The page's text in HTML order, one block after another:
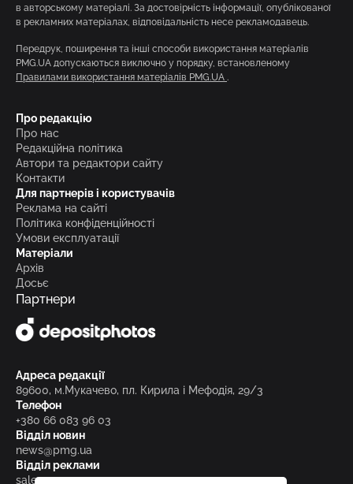
в авторському матеріалі. За достовірність інформації, опублікованої
в рекламних матеріалах, відповідальність несе рекламодавець.
Передрук, поширення та інші способи використання матеріалів
PMG.UA допускаються виключно у порядку, встановленому
Правилами використання матеріалів PMG.UA .
Про редакцію
Про нас
Редакційна політика
Автори та редактори сайту
Контакти
Для партнерів і користувачів
Реклама на сайті
Політика конфіденційності
Умови експлуатації
Матеріали
Архів
Досьє
Партнери
Адреса редакції
89600, м.Мукачево, пл. Кирила і Мефодія, 29/3
Телефон
+380 66 083 96 03
Відділ новин
news@pmg.ua
Відділ реклами
sales@pmg.ua